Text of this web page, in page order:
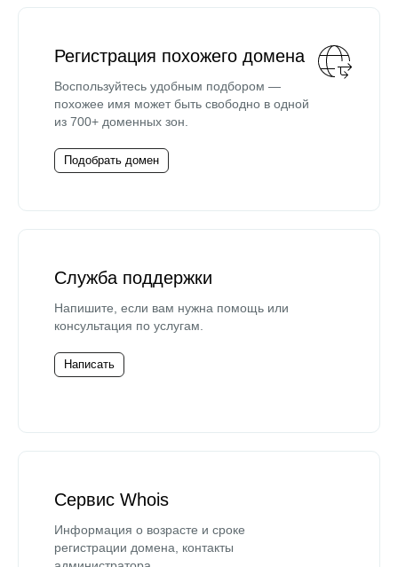
Регистрация похожего домена
Воспользуйтесь удобным подбором —
похожее имя может быть свободно в одной
из 700+ доменных зон.
Подобрать домен
Служба поддержки
Напишите, если вам нужна помощь или
консультация по услугам.
Написать
Сервис Whois
Информация о возрасте и сроке
регистрации домена, контакты